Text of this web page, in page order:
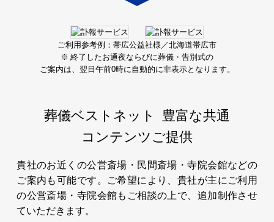
ご利用参考例：帯広公益社様／北海道帯広市
※ 終了したお通夜ならびに葬儀・告別式の
ご案内は、 翌日午前0時に自動的に非表示となります。
葬儀ベストネット
豊富な共通
コンテンツご提供
貴社のお近くの公営斎場・民間斎場・寺院会館などの
ご案内も可能です。ご希望により、貴社が主にご利用
の公営斎場・寺院会館もご相談の上で、追加制作させ
ていただきます。